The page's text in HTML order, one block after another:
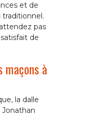
et de
pas
de
à
la dalle